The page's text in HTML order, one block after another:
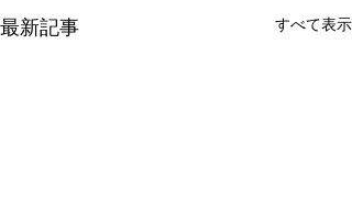
最新記事 すべて表示